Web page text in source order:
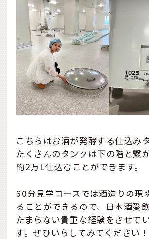
こちらはお酒が発酵する仕込み
たくさんのタンクは下の階と繋が
約2万L仕込むことができます。
60分見学コースでは酒造りの現
ることができるので、日本酒愛
たまらない貴重な経験をさせて
す。ぜひいらしてみてください！